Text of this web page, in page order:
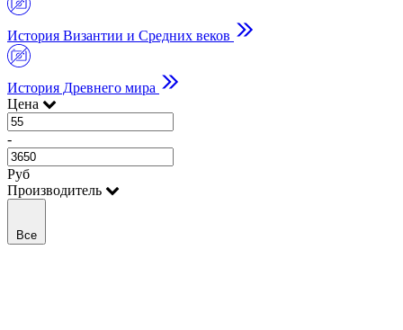
История Византии и Средних веков
История Древнего мира
Цена
-
Руб
Производитель
Все